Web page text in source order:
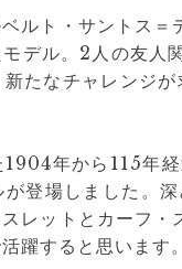
ルト・サントス
デル。2人の友人
新たなチャレンジ
1904年から115年
登場しました。
レットとカーフ
躍すると思います。